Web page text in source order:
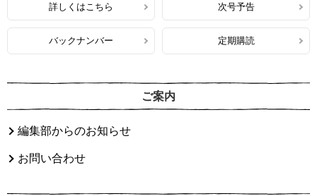
詳しくはこちら 次号予告
バックナンバー 定期購読
ご案内
編集部からのお知らせ
お問い合わせ